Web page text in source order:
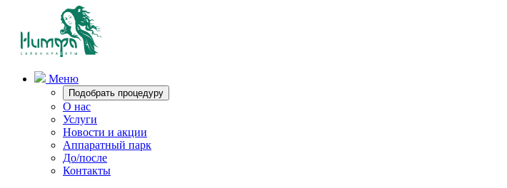
Меню
Подобрать процедуру
О нас
Услуги
Новости и акции
Аппаратный парк
До/после
Контакты